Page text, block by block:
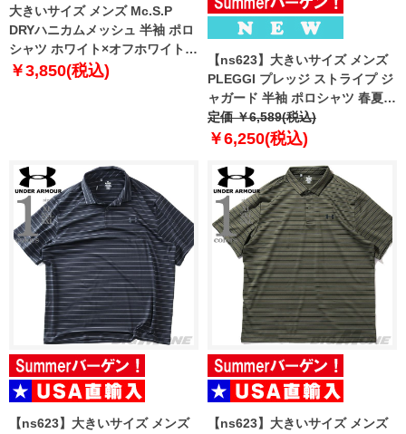
大きいサイズ メンズ Mc.S.P
DRYハニカムメッシュ 半袖 ポロ
シャツ ホワイト×オフホワイト
1258-6295-1 3L 4L 5L 6L 8L
￥3,850(税込)
【ns623】大きいサイズ メンズ
PLEGGI プレッジ ストライプ ジ
ャガード 半袖 ポロシャツ 春夏新
作 66-48237-2
定価 ￥6,589(税込)
￥6,250(税込)
【ns623】大きいサイズ メンズ
【ns623】大きいサイズ メンズ